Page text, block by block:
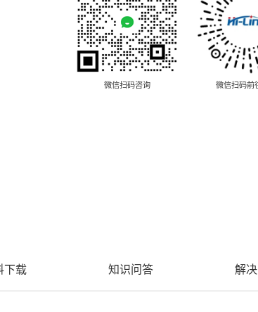
微信扫码咨询 微信扫码前
下载 知识问答 解